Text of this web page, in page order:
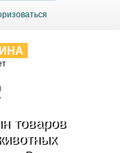
товаров